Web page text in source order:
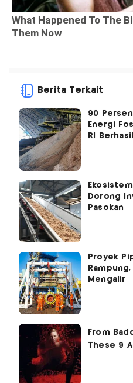
Berita Terkait
90
Energi
RI Berhasil
Dorong
Pasokan
Proyek
Mengalir